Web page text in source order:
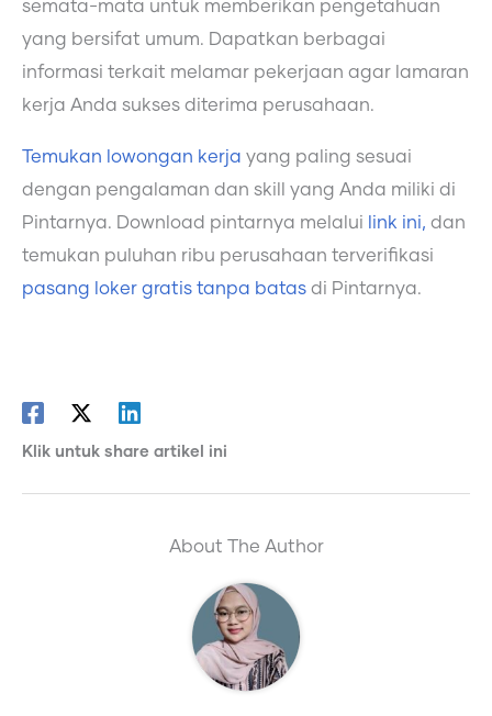
semata-mata untuk memberikan pengetahuan
yang bersifat umum. Dapatkan berbagai
informasi terkait melamar pekerjaan agar lamaran
kerja Anda sukses diterima perusahaan.
Temukan lowongan kerja yang paling sesuai
dengan pengalaman dan skill yang Anda miliki di
Pintarnya. Download pintarnya melalui
link ini, dan
temukan puluhan ribu perusahaan terverifikasi
pasang loker gratis tanpa batas di Pintarnya.
Klik untuk share artikel ini
About The Author